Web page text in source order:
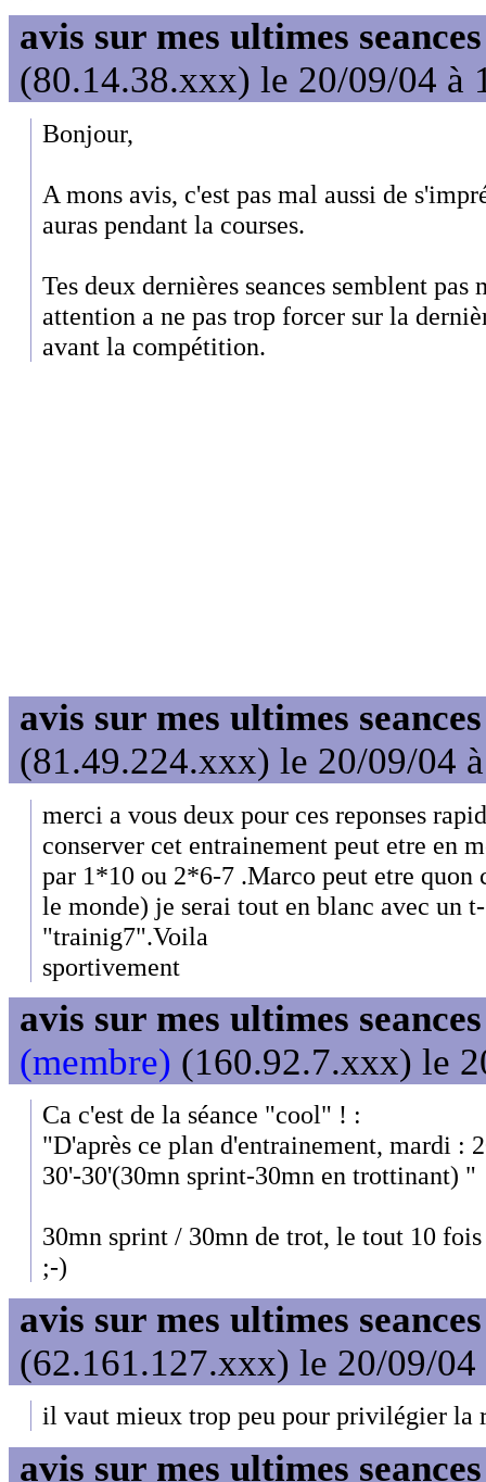
avis sur mes ultimes
(80.14.38.xxx) le 20/09/04 à
Bonjour,
A mons avis, c'est pas mal aussi de
auras pendant la courses.
Tes deux dernières seances semblent
attention a ne pas trop forcer sur la
avant la compétition.
avis sur mes ultimes
(81.49.224.xxx) le 20/09/04
merci a vous deux pour ces reponses
conserver cet entrainement peut etre en
par 1*10 ou 2*6-7 .Marco peut etre quon
le monde) je serai tout en blanc avec un
"trainig7".Voila
sportivement
avis sur mes ultimes
(membre) (160.92.7.xxx) le
Ca c'est de la séance "cool" ! :
"D'après ce plan d'entrainement, mardi :
30'-30'(30mn sprint-30mn en trottinant) "
30mn sprint / 30mn de trot, le tout 10
;-)
avis sur mes ultimes
(62.161.127.xxx) le 20/09/04
il vaut mieux trop peu pour privilégier la
avis sur mes ultimes